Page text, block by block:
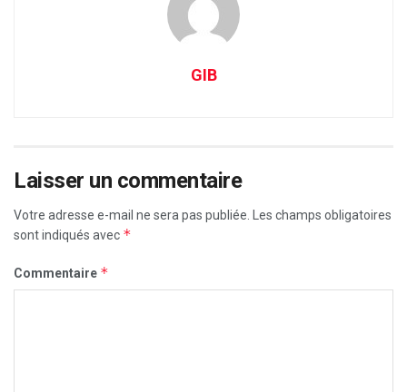
GIB
Laisser un commentaire
Votre adresse e-mail ne sera pas publiée.
Les champs obligatoires
sont indiqués avec *
Commentaire *